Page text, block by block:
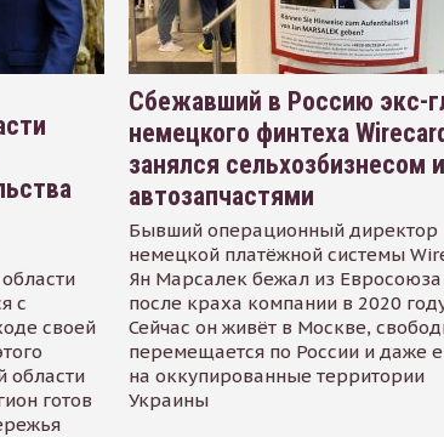
с
своей
области
готов
Сбежавший в Россию экс-
немецкого финтеха Wirecard
занялся сельхозбизнесом и
автозапчастями
Бывший операционный директор
немецкой платёжной системы
Ян Марсалек бежал из Евросоюза
после краха компании в 2020
Сейчас он живёт в Москве,
перемещается по России и даже
на оккупированные территории
Украины